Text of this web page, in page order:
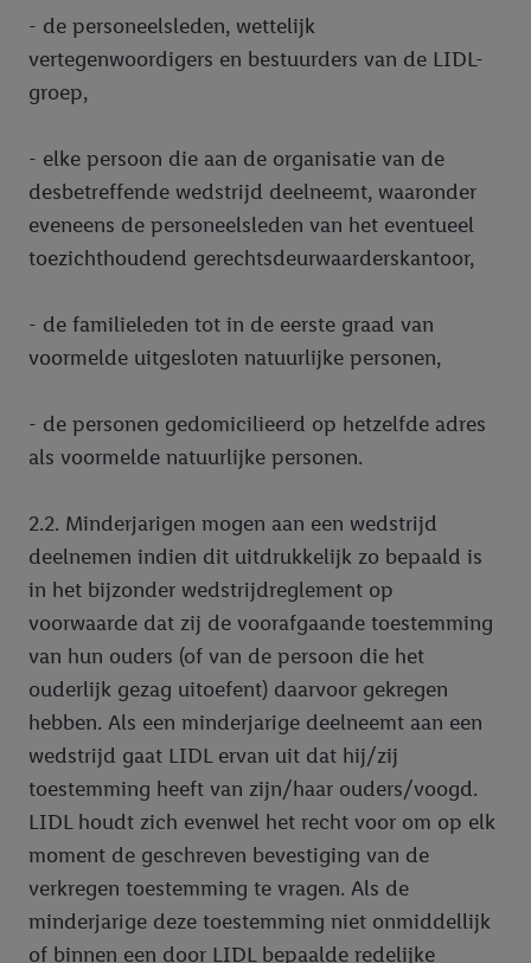
- de personeelsleden, wettelijk
vertegenwoordigers en bestuurders van de LIDL-
groep,
- elke persoon die aan de organisatie van de
desbetreffende wedstrijd deelneemt, waaronder
eveneens de personeelsleden van het eventueel
toezichthoudend gerechtsdeurwaarderskantoor,
- de familieleden tot in de eerste graad van
voormelde uitgesloten natuurlijke personen,
- de personen gedomicilieerd op hetzelfde adres
als voormelde natuurlijke personen.
2.2. Minderjarigen mogen aan een wedstrijd
deelnemen indien dit uitdrukkelijk zo bepaald is
in het bijzonder wedstrijdreglement op
voorwaarde dat zij de voorafgaande toestemming
van hun ouders (of van de persoon die het
ouderlijk gezag uitoefent) daarvoor gekregen
hebben. Als een minderjarige deelneemt aan een
wedstrijd gaat LIDL ervan uit dat hij/zij
toestemming heeft van zijn/haar ouders/voogd.
LIDL houdt zich evenwel het recht voor om op elk
moment de geschreven bevestiging van de
verkregen toestemming te vragen. Als de
minderjarige deze toestemming niet onmiddellijk
of binnen een door LIDL bepaalde redelijke